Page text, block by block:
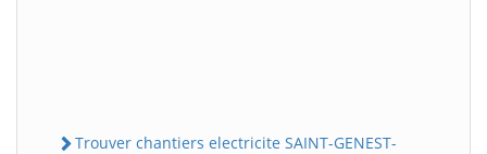
Trouver chantiers electricite SAINT-GENEST-